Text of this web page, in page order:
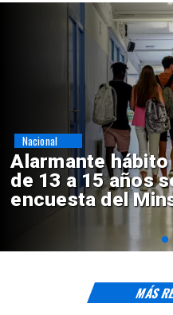
Aprueban
Sebastián Piñera
de $4 mil
Regiones
MÁS